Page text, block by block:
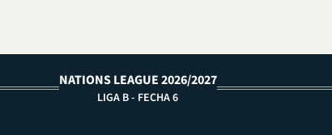
NATIONS LEAGUE 2026/2027
LIGA B - FECHA 6